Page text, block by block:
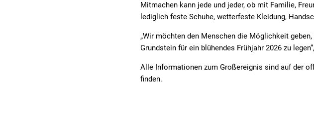
Mitmachen kann jede und jeder, ob mit Familie,
lediglich feste Schuhe, wetterfeste Kleidung,
„Wir möchten den Menschen die Möglichkeit
Grundstein für ein blühendes Frühjahr 2026 zu
Alle Informationen zum Großereignis sind auf der
finden.